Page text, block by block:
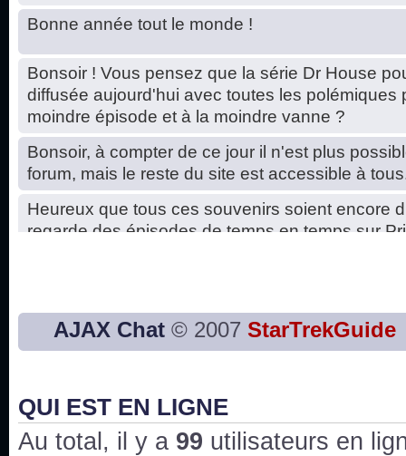
Bonne année tout le monde !
Bonsoir ! Vous pensez que la série Dr House
diffusée aujourd'hui avec toutes les polémiques
moindre épisode et à la moindre vanne ?
Bonsoir, à compter de ce jour il n'est plus
forum, mais le reste du site est accessible à
Heureux que tous ces souvenirs soient encore
regarde des épisodes de temps en temps sur
Bon, 2020, ça n'a pas trop marché. JE vous
issus des saisons 6; 7 et 8 !
Bonne année 2020 !
AJAX Chat © 2007 StarTrekGuide
QUI EST EN LIGNE
Au total, il y a 99 utilisateurs en